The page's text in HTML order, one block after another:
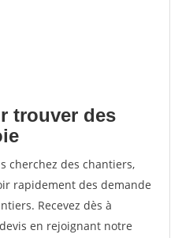
trouver des
cherchez des chantiers,
rapidement des demande
Recevez dès à
en rejoignant notre